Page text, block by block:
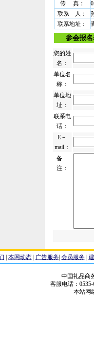
传 真：
联系 人：
联系地址：
参会报名
您的姓
名：
单位名
称：
单位地
址：
联系电
话：
E－
mail：
备
注：
本网动态| 广告服务| 会员服务|
中国礼品商
客服电话：
本站网